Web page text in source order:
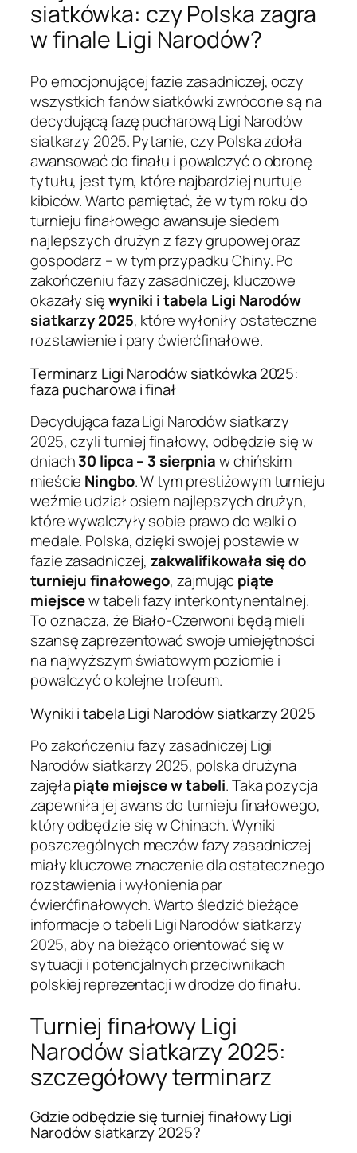
siatkówka: czy Polska zagra
w finale Ligi Narodów?
Po emocjonującej fazie zasadniczej, oczy
wszystkich fanów siatkówki zwrócone są na
decydującą fazę pucharową Ligi Narodów
siatkarzy 2025. Pytanie, czy Polska zdoła
awansować do finału i powalczyć o obronę
tytułu, jest tym, które najbardziej nurtuje
kibiców. Warto pamiętać, że w tym roku do
turnieju finałowego awansuje siedem
najlepszych drużyn z fazy grupowej oraz
gospodarz – w tym przypadku Chiny. Po
zakończeniu fazy zasadniczej, kluczowe
okazały sięwyniki i tabela Ligi Narodów
siatkarzy 2025, które wyłoniły ostateczne
rozstawienie i pary ćwierćfinałowe.
Terminarz Ligi Narodów siatkówka 2025:
faza pucharowa i finał
Decydująca faza Ligi Narodów siatkarzy
2025, czyli turniej finałowy, odbędzie się w
dniach30 lipca – 3 sierpniaw chińskim
mieście Ningbo. W tym prestiżowym turnieju
weźmie udział osiem najlepszych drużyn,
które wywalczyły sobie prawo do walki o
medale. Polska, dzięki swojej postawie w
fazie zasadniczej,zakwalifikowała się do
turnieju finałowego, zajmującpiąte
miejscew tabeli fazy interkontynentalnej.
To oznacza, że Biało-Czerwoni będą mieli
szansę zaprezentować swoje umiejętności
na najwyższym światowym poziomie i
powalczyć o kolejne trofeum.
Wyniki i tabela Ligi Narodów siatkarzy 2025
Po zakończeniu fazy zasadniczej Ligi
Narodów siatkarzy 2025, polska drużyna
zajęłapiąte miejsce w tabeli. Taka pozycja
zapewniła jej awans do turnieju finałowego,
który odbędzie się w Chinach. Wyniki
poszczególnych meczów fazy zasadniczej
miały kluczowe znaczenie dla ostatecznego
rozstawienia i wyłonienia par
ćwierćfinałowych. Warto śledzić bieżące
informacje o tabeli Ligi Narodów siatkarzy
2025, aby na bieżąco orientować się w
sytuacji i potencjalnych przeciwnikach
polskiej reprezentacji w drodze do finału.
Turniej finałowy Ligi
Narodów siatkarzy 2025:
szczegółowy terminarz
Gdzie odbędzie się turniej finałowy Ligi
Narodów siatkarzy 2025?